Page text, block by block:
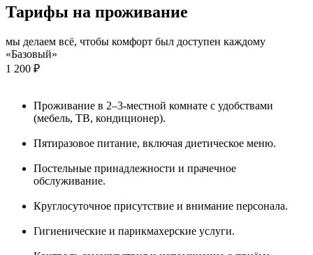
Тарифы на проживание
мы делаем всё, чтобы комфорт был доступен каждому
«Базовый»
1 200 ₽
Проживание в 2–3-местной комнате с удобствами
(мебель, ТВ, кондиционер).
Пятиразовое питание, включая диетическое меню.
Постельные принадлежности и прачечное
обслуживание.
Круглосуточное присутствие и внимание персонала.
Гигиенические и парикмахерские услуги.